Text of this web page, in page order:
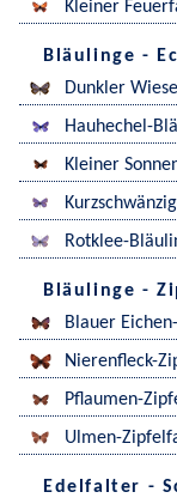
Kleiner
Bläulinge -
Dunkler
Hauhechel-
Kleiner
Rotklee-
Bläulinge -
Blauer
Nierenfleck-
Pflaumen-
Ulmen-
Edelfalter -